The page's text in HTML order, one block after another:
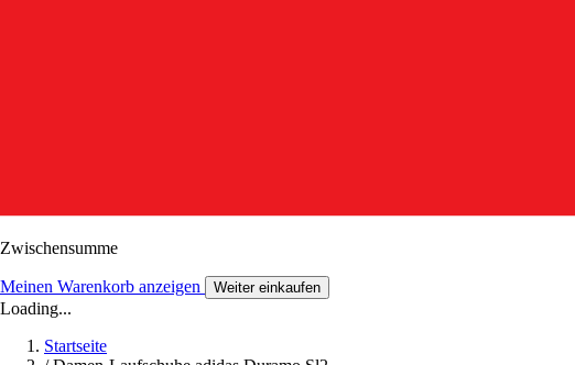
Zwischensumme
Meinen Warenkorb anzeigen Weiter einkaufen
Loading...
Startseite